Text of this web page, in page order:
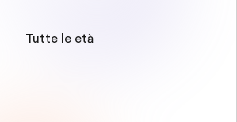
Tutte le età